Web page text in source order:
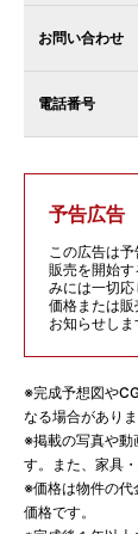
お問い合わせ
電話番号
予告広告
この広告は予
販売を開始
みには一切応
価格または
お知らせしま
※完成予想図や
なる場合がありま
※掲載の写真や動
す。また、家具
※価格は物件の
価格です。